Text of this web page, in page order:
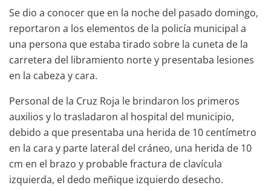
Se dio a conocer que en la noche del pasado domingo,
reportaron a los elementos de la policía municipal a
una persona que estaba tirado sobre la cuneta de la
carretera del libramiento norte y presentaba lesiones
en la cabeza y cara.
Personal de la Cruz Roja le brindaron los primeros
auxilios y lo trasladaron al hospital del municipio,
debido a que presentaba una herida de 10 centímetro
en la cara y parte lateral del cráneo, una herida de 10
cm en el brazo y probable fractura de clavícula
izquierda, el dedo meñique izquierdo desecho.